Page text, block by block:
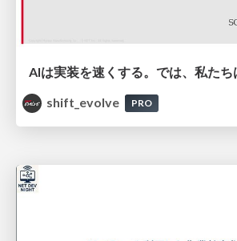
shift_evolve
PRO